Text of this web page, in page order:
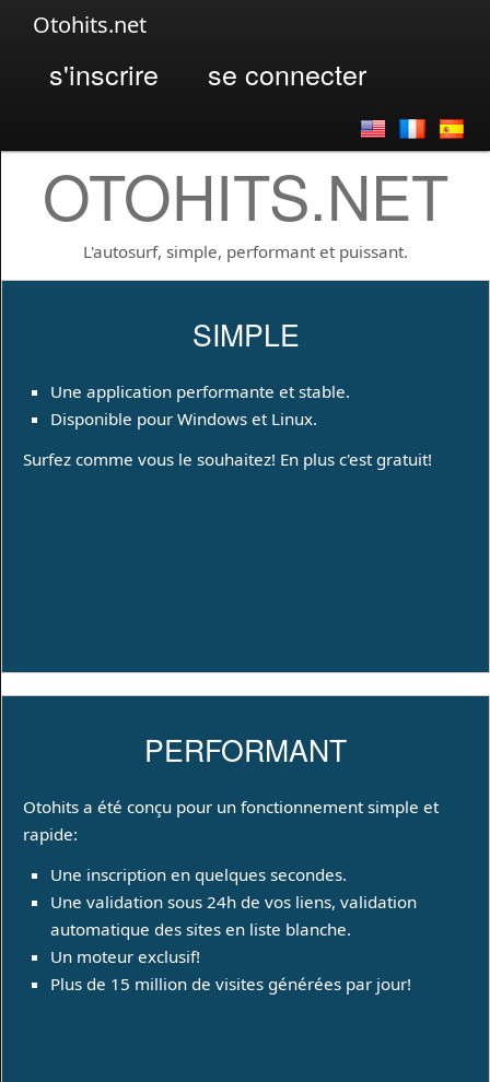
Otohits.net
s'inscrire se connecter
OTOHITS.NET
L'autosurf, simple, performant et puissant.
SIMPLE
Une application performante et stable.
Disponible pour Windows et Linux.
Surfez comme vous le souhaitez! En plus c'est gratuit!
PERFORMANT
Otohits a été conçu pour un fonctionnement simple et
rapide:
Une inscription en quelques secondes.
Une validation sous 24h de vos liens, validation
automatique des sites en liste blanche.
Un moteur exclusif!
Plus de 15 million de visites générées par jour!